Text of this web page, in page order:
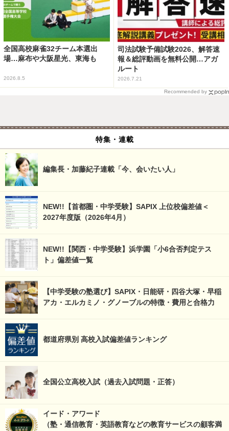
全国高校麻雀32チーム本選出
場…麻布や大阪星光、東海も
2026.8.5
司法試験予備試験2026、解答速
報＆総評動画を無料公開…アガ
ルート
2026.7.21
Recommended by
特集・連載
編集長・加藤紀子連載「今、会いたい人」
NEW!!【首都圏・中学受験】SAPIX 上位校偏差値＜
2027年度版（2026年4月）
NEW!!【関西・中学受験】浜学園「小6合否判定テス
ト」偏差値一覧
【中学受験の塾選び】SAPIX・日能研・四谷大塚・早稲
アカ・エルカミノ・グノーブルの特徴・費用と合格力
都道府県別 高校入試偏差値ランキング
全国公立高校入試（過去入試問題・正答）
イード・アワード
（塾・通信教育・英語教育などの教育サービスの顧客満